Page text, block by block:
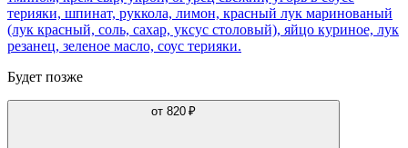
терияки, шпинат, руккола, лимон, красный лук маринованый
(лук красный, соль, сахар, уксус столовый), яйцо куриное, лук
резанец, зеленое масло, соус терияки.
Будет позже
от 820 ₽